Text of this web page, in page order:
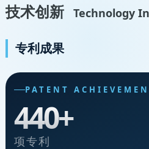
技术创新 Technology
专利成果
PATENT
440+
项专利